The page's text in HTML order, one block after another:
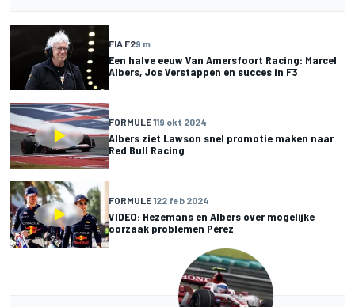
FIA F29 m
Een halve eeuw Van Amersfoort Racing: Marcel
Albers, Jos Verstappen en succes in F3
FORMULE 119 okt 2024
Albers ziet Lawson snel promotie maken naar
Red Bull Racing
FORMULE 122 feb 2024
VIDEO: Hezemans en Albers over mogelijke
oorzaak problemen Pérez